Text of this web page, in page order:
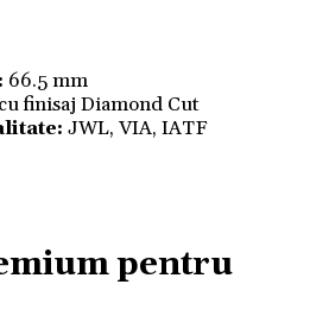
66.5 mm
finisaj Diamond Cut
JWL, VIA, IATF
pentru